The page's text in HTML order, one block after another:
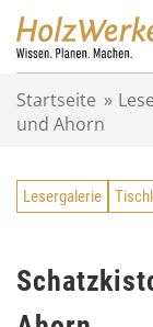
Startseite »
und Ahorn
Lesergalerie